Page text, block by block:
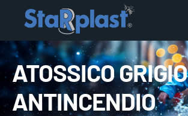
ATOSSICO GRIGIO
ANTINCENDIO